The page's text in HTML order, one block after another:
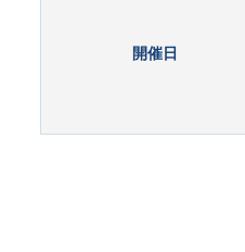
開催日